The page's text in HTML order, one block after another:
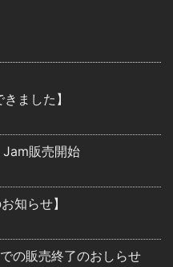
ました】
Jam販売開始
知らせ】
の販売終了のおしらせ